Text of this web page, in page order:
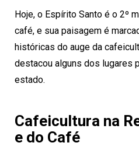
Hoje, o Espírito Santo é o 2º
café, e sua paisagem é
históricas do auge da
destacou alguns dos lugares
estado.
Cafeicultura na
e do Café